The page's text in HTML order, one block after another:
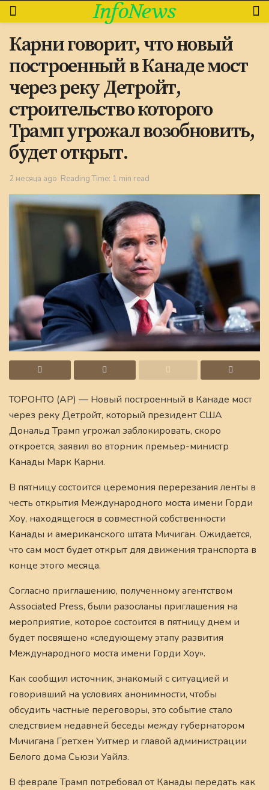
InfoNews
Карни говорит, что новый
построенный в Канаде мост
через реку Детройт,
строительство которого
Трамп угрожал возобновить,
будет открыт.
2 месяца ago Reading Time: 1 min read
ТОРОНТО (AP) — Новый построенный в Канаде мост
через реку Детройт, который президент США
Дональд Трамп угрожал заблокировать, скоро
откроется, заявил во вторник премьер-министр
Канады Марк Карни.
В пятницу состоится церемония перерезания ленты в
честь открытия Международного моста имени Горди
Хоу, находящегося в совместной собственности
Канады и американского штата Мичиган. Ожидается,
что сам мост будет открыт для движения транспорта в
конце этого месяца.
Согласно приглашению, полученному агентством
Associated Press, были разосланы приглашения на
мероприятие, которое состоится в пятницу днем и
будет посвящено «следующему этапу развития
Международного моста имени Горди Хоу».
Как сообщил источник, знакомый с ситуацией и
говоривший на условиях анонимности, чтобы
обсудить частные переговоры, это событие стало
следствием недавней беседы между губернатором
Мичигана Гретхен Уитмер и главой администрации
Белого дома Сьюзи Уайлз.
В феврале Трамп потребовал от Канады передать как